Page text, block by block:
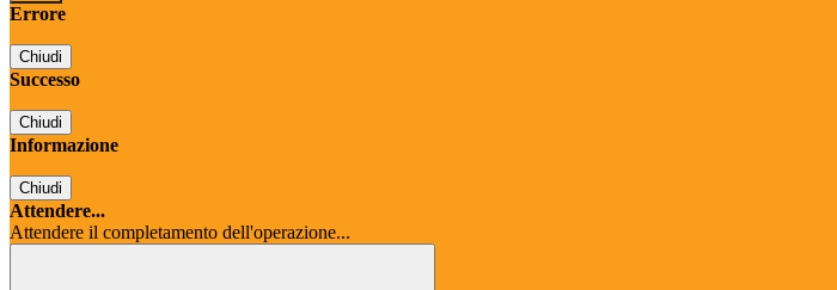
Errore
Chiudi
Successo
Chiudi
Informazione
Chiudi
Attendere...
Attendere il completamento dell'operazione...